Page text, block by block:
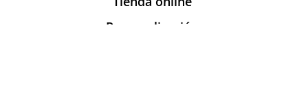
Personalización